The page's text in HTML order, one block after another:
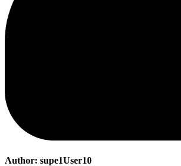
Author: supe1User10